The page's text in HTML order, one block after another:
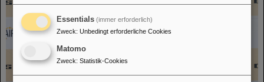
Essentials (immer erforderlich)
Zweck: Unbedingt erforderliche Cookies
Matomo
Zweck: Statistik-Cookies